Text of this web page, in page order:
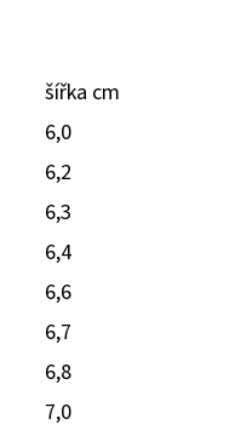
šířka cm
6,0
6,2
6,3
6,4
6,6
6,7
6,8
7,0